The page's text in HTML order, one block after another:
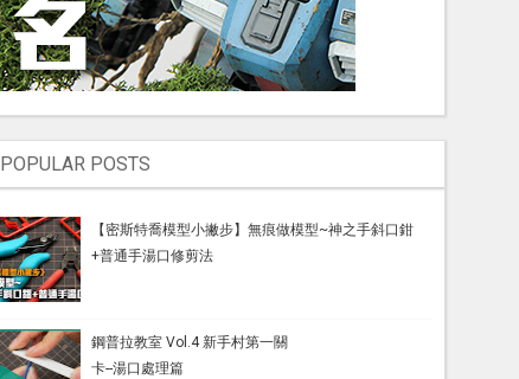
POPULAR POSTS
【密斯特喬模型小撇步】無痕做模型~神之手斜口鉗
+普通手湯口修剪法
鋼普拉教室 Vol.4 新手村第一關
卡--湯口處理篇